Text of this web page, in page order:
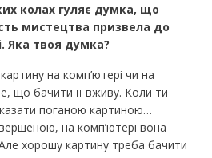
колах гуляє думка, що
мистецтва призвела до
Яка твоя думка?
на комп’ютері чи на
що бачити її вживу. Коли ти
поганою картиною…
на комп’ютері вона
хорошу картину треба бачити